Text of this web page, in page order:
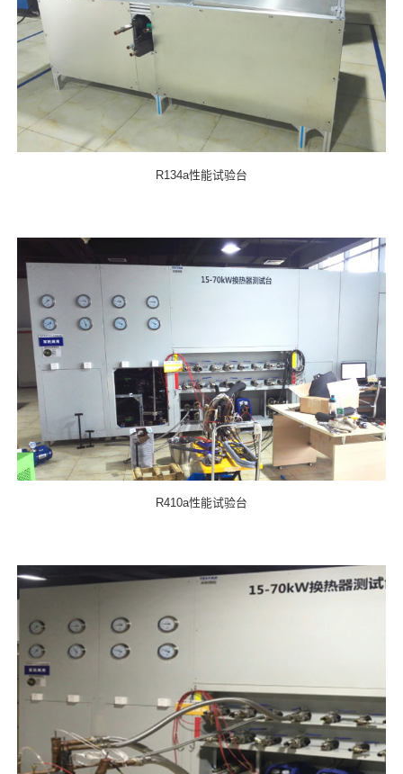
R134a性能试验台
R410a性能试验台